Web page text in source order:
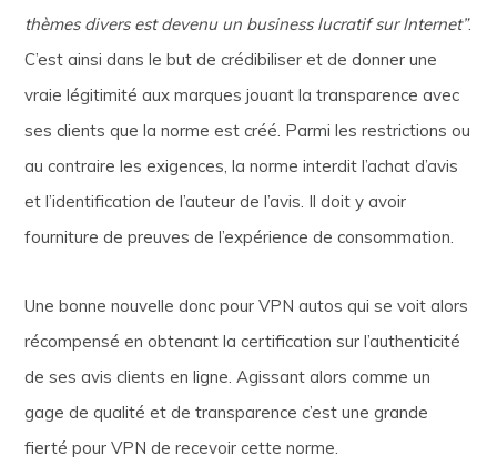
thèmes divers est devenu un business lucratif sur Internet”.
C’est ainsi dans le but de crédibiliser et de donner une
vraie légitimité aux marques jouant la transparence avec
ses clients que la norme est créé. Parmi les restrictions ou
au contraire les exigences, la norme interdit l’achat d’avis
et l’identification de l’auteur de l’avis. Il doit y avoir
fourniture de preuves de l’expérience de consommation.
Une bonne nouvelle donc pour VPN autos qui se voit alors
récompensé en obtenant la certification sur l’authenticité
de ses avis clients en ligne. Agissant alors comme un
gage de qualité et de transparence c’est une grande
fierté pour VPN de recevoir cette norme.